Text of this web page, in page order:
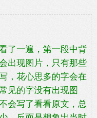
了一遍，第一段中背
出现图片，只有那些
，花心思多的字会在
见的字没有出现图
会写了看看原文，总